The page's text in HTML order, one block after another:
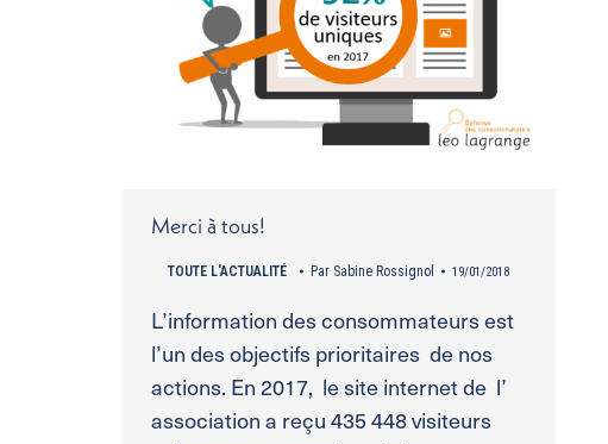
Merci à tous!
TOUTE L'ACTUALITÉ Par Sabine Rossignol 19/01/2018
L’information des consommateurs est
l’un des objectifs prioritaires de nos
actions. En 2017, le site internet de l’
association a reçu 435 448 visiteurs